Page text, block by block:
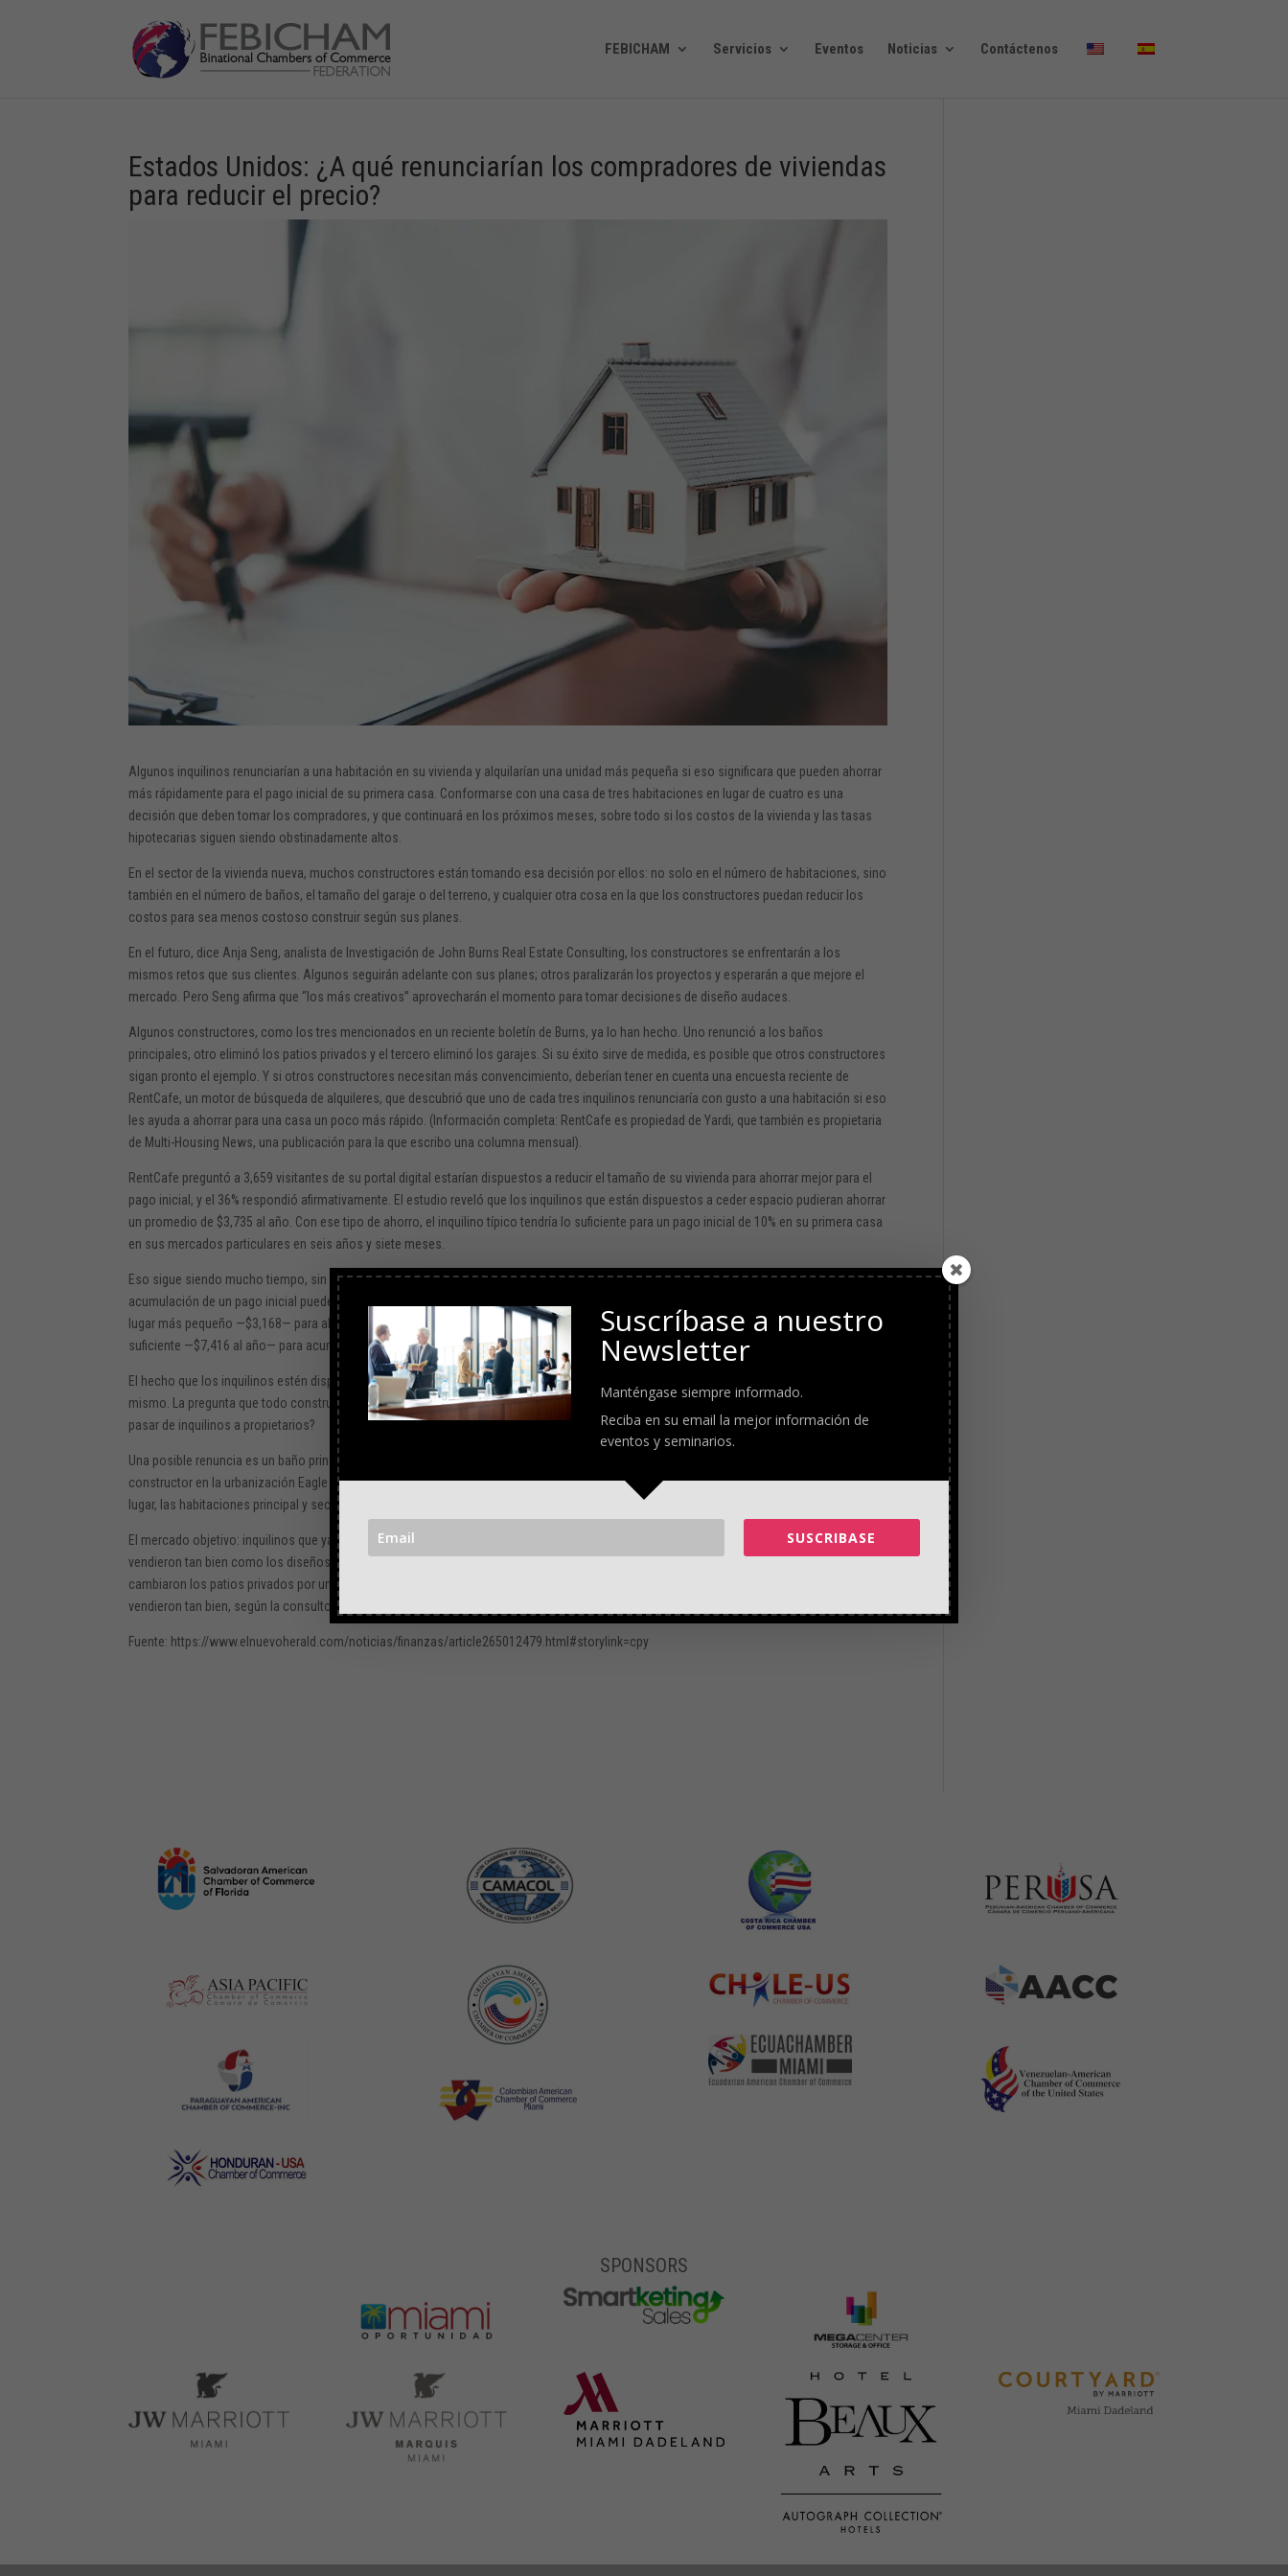
FEBICHAM Servicios Eventos Noticias Contáctenos
Estados Unidos: ¿A qué renunciarían los compradores de viviendas
para reducir el precio?
Algunos inquilinos renunciarían a una habitación en su vivienda y alquilarían una unidad más pequeña si eso significara que pueden ahorrar
más rápidamente para el pago inicial de su primera casa. Conformarse con una casa de tres habitaciones en lugar de cuatro es una
decisión que deben tomar los compradores, y que continuará en los próximos meses, sobre todo si los costos de la vivienda y las tasas
hipotecarias siguen siendo obstinadamente altos.
En el sector de la vivienda nueva, muchos constructores están tomando esa decisión por ellos: no solo en el número de habitaciones, sino
también en el número de baños, el tamaño del garaje o del terreno, y cualquier otra cosa en la que los constructores puedan reducir los
costos para sea menos costoso construir según sus planes.
En el futuro, dice Anja Seng, analista de Investigación de John Burns Real Estate Consulting, los constructores se enfrentarán a los
mismos retos que sus clientes. Algunos seguirán adelante con sus planes; otros paralizarán los proyectos y esperarán a que mejore el
mercado. Pero Seng afirma que “los más creativos” aprovecharán el momento para tomar decisiones de diseño audaces.
Algunos constructores, como los tres mencionados en un reciente boletín de Burns, ya lo han hecho. Uno renunció a los baños
principales, otro eliminó los patios privados y el tercero eliminó los garajes. Si su éxito sirve de medida, es posible que otros constructores
sigan pronto el ejemplo. Y si otros constructores necesitan más convencimiento, deberían tener en cuenta una encuesta reciente de
RentCafe, un motor de búsqueda de alquileres, que descubrió que uno de cada tres inquilinos renunciaría con gusto a una habitación si eso
les ayuda a ahorrar para una casa un poco más rápido. (Información completa: RentCafe es propiedad de Yardi, que también es propietaria
de Multi-Housing News, una publicación para la que escribo una columna mensual).
RentCafe preguntó a 3,659 visitantes de su portal digital estarían dispuestos a reducir el tamaño de su vivienda para ahorrar mejor para el
pago inicial, y el 36% respondió afirmativamente. El estudio reveló que los inquilinos que están dispuestos a ceder espacio pudieran ahorrar
un promedio de $3,735 al año. Con ese tipo de ahorro, el inquilino típico tendría lo suficiente para un pago inicial de 10% en su primera casa
en sus mercados particulares en seis años y siete meses.
Eso sigue siendo mucho tiempo, sin duda, pero eso es sin añadir ningún otro fondo, y es solo el promedio nacional. En algunos lugares, la
acumulación de un pago inicial puede ser mucho más rápida. En Dayton, Ohio, por ejemplo, un inquilino ahorraría lo suficiente alquilando un
lugar más pequeño —$3,168— para ahorrar 10% para una casa de $57,652 en solo 21 meses. Y un inquilino en Filadelfia ahorraría lo
suficiente —$7,416 al año— para acumular un pago inicial de 10% para una casa de $142,288 en 22 meses.
El hecho que los inquilinos estén dispuestos a hacer tal sacrificio para cumplir sus sueños debería animar a los constructores a hacer lo
mismo. La pregunta que todo constructor debe responder es: ¿a qué están dispuestos a renunciar los compradores de primera vez para
pasar de inquilinos a propietarios?
Una posible renuncia es un baño principal grande y costoso, con ducha y bañera, ducha separada y dos lavabos. Eso es lo que hizo un
constructor en la urbanización Eagle Ridge, en el sur de Seattle, donde dos de los cinco planos ofrecidos no tienen baño principal. En su
lugar, las habitaciones principal y secundaria comparten un baño, según el informe de Burns.
El mercado objetivo: inquilinos que ya estaban acostumbrados a compartir un baño. El resultado: Los planos de baño compartido se
vendieron tan bien como los diseños más convencionales del constructor. En la comunidad Kissing Tree, en el de Austin, Texas, se
cambiaron los patios privados por una ubicación privilegiada en la que las casas agrupadas tienen vistas a un campo de golf. Las casas se
vendieron tan bien, según la consultora, que el constructor va a abrir dos nuevas fases.
Fuente: https://www.elnuevoherald.com/noticias/finanzas/article265012479.html#storylink=cpy
SPONSORS
Suscríbase a nuestro
Newsletter
Manténgase siempre informado.
Reciba en su email la mejor información de
eventos y seminarios.
SUSCRIBASE